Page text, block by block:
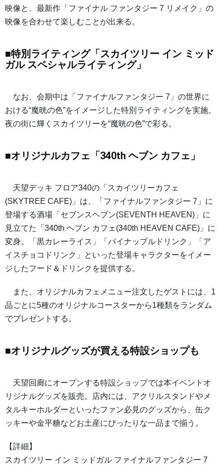
映像と、最新作「ファイナル ファンタジー 7 リメイク」の
映像を合わせて楽しむことが出来る。
■特別ライティング「スカイツリー イン ミッド
ガル スペシャルライティング」
なお、会期中は「ファイナルファンタジー 7」の世界に
おける“魔晄の色”をイメージした特別ライティングを実施。
夜の街に輝くスカイツリーを“魔晄の色”で彩る。
■オリジナルカフェ「340th ヘブン カフェ」
天望デッキ フロア340の「スカイツリーカフェ
(SKYTREE CAFE)」は、「ファイナルファンタジー 7」に
登場する酒場「セブンスヘブン(SEVENTH HEAVEN)」に
見立てた「340th ヘブン カフェ(340th HEAVEN CAFE)」に
変身。「黒カレーライス」「パイナップルドリンク」「ア
イスチョコドリンク」といった登場キャラクターをイメー
ジしたフード＆ドリンクを提供する。
また、オリジナルカフェメニュー注文したゲストには、1
品ごとに5種のオリジナルコースターから1種類をランダム
でプレゼントする。
■オリジナルグッズが買える特設ショップも
天望回廊にオープンする特設ショップでは本イベントオ
リジナルグッズを販売。店内には、アクリルスタンドやメ
タルキーホルダーといったファン必見のグッズから、缶ク
ッキーや金平糖などお土産にぴったりな一品まで揃う。
【詳細】
スカイツリー イン ミッドガル ファイナルファンタジー 7